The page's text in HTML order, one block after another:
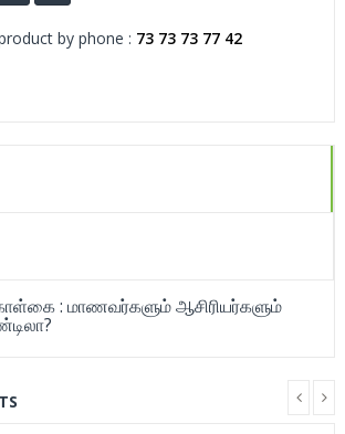
by phone : 73 73 73 77 42
: மாணவர்களும் ஆசிரியர்களும்